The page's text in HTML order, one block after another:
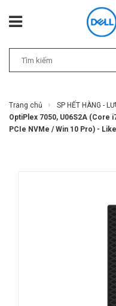
Trang chủ SP HẾT HÀNG -
OptiPlex 7050, U06S2A (Core
PCIe NVMe / Win 10 Pro) -